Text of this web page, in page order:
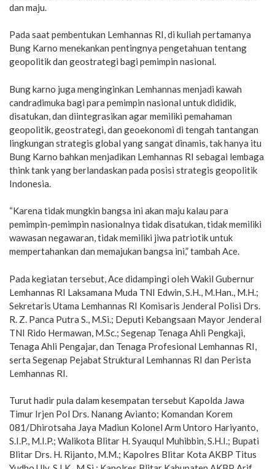
dan maju.
Pada saat pembentukan Lemhannas RI, di kuliah pertamanya
Bung Karno menekankan pentingnya pengetahuan tentang
geopolitik dan geostrategi bagi pemimpin nasional.
Bung karno juga menginginkan Lemhannas menjadi kawah
candradimuka bagi para pemimpin nasional untuk dididik,
disatukan, dan diintegrasikan agar memiliki pemahaman
geopolitik, geostrategi, dan geoekonomi di tengah tantangan
lingkungan strategis global yang sangat dinamis, tak hanya itu
Bung Karno bahkan menjadikan Lemhannas RI sebagai lembaga
think tank yang berlandaskan pada posisi strategis geopolitik
Indonesia.
“Karena tidak mungkin bangsa ini akan maju kalau para
pemimpin-pemimpin nasionalnya tidak disatukan, tidak memiliki
wawasan negawaran, tidak memiliki jiwa patriotik untuk
mempertahankan dan memajukan bangsa ini,” tambah Ace.
Pada kegiatan tersebut, Ace didampingi oleh Wakil Gubernur
Lemhannas RI Laksamana Muda TNI Edwin, S.H., M.Han., M.H.;
Sekretaris Utama Lemhannas RI Komisaris Jenderal Polisi Drs.
R. Z. Panca Putra S., M.Si.; Deputi Kebangsaan Mayor Jenderal
TNI Rido Hermawan, M.Sc.; Segenap Tenaga Ahli Pengkaji,
Tenaga Ahli Pengajar, dan Tenaga Profesional Lemhannas RI,
serta Segenap Pejabat Struktural Lemhannas RI dan Perista
Lemhannas RI.
Turut hadir pula dalam kesempatan tersebut Kapolda Jawa
Timur Irjen Pol Drs. Nanang Avianto; Komandan Korem
081/Dhirotsaha Jaya Madiun Kolonel Arm Untoro Hariyanto,
S.I.P., M.I.P.; Walikota Blitar H. Syauqul Muhibbin, S.H.I.; Bupati
Blitar Drs. H. Rijanto, M.M.; Kapolres Blitar Kota AKBP Titus